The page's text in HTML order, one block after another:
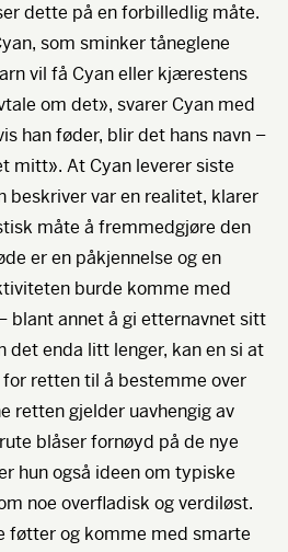
dette på en forbilledlig måte.
som sminker tåneglene
vil få Cyan eller kjærestens
om det», svarer Cyan med
han føder, blir det hans navn –
mitt». At Cyan leverer siste
beskriver var en realitet, klarer
måte å fremmedgjøre den
er en påkjennelse og en
burde komme med
blant annet å gi etternavnet sitt
det enda litt lenger, kan en si at
retten til å bestemme over
retten gjelder uavhengig av
blåser fornøyd på de nye
hun også ideen om typiske
noe overfladisk og verdiløst.
føtter og komme med smarte